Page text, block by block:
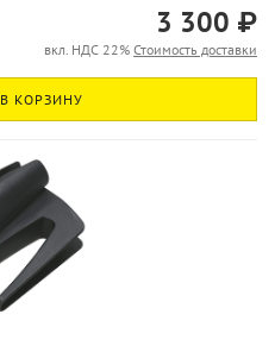
3 300 ₽
вкл. НДС 22% Стоимость доставки
В КОРЗИНУ